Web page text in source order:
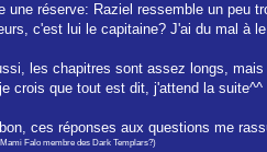
une réserve: Raziel ressemble un peu
c'est lui le capitaine? J'ai du mal à
les chapitres sont assez longs,
crois que tout est dit, j'attend la suite^^
bon, ces réponses aux questions me
Falo membre des Dark Templars?)